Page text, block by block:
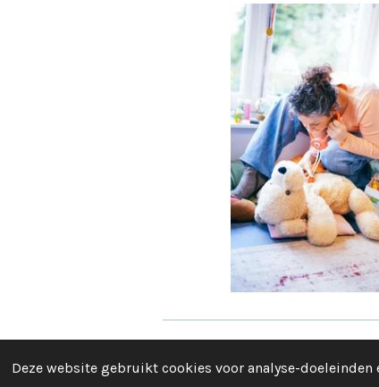
Deze website gebruikt cookies voor analyse-
copyright © 2026 Praktijk voor